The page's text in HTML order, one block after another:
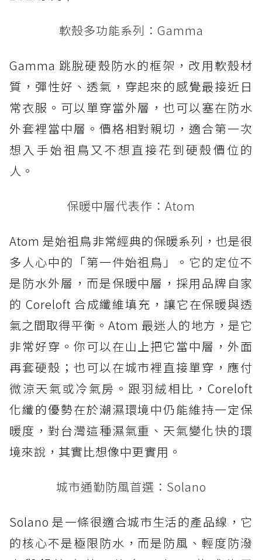
軟殼多功能系列：Gamma
Gamma 跳脫硬殼防水的框架，改用軟殼材
質，彈性好、透氣，穿起來的感覺最接近日
常衣服。可以單穿當外層，也可以塞在防水
外套裡當中層。價格相對親切，適合第一次
想入手始祖鳥又不想直接花到硬殼價位的
人。
保暖中層代表作：Atom
Atom 是始祖鳥非常經典的保暖系列，也是很
多人心中的「第一件始祖鳥」。它的定位不
是防水外層，而是保暖中層，採用品牌自家
的 Coreloft 合成纖維填充，讓它在保暖與透
氣之間取得平衡。Atom 最迷人的地方，是它
非常好穿。你可以在山上把它當中層，外面
再套硬殼；也可以在城市裡直接單穿，應付
微涼天氣或冷氣房。跟羽絨相比，Coreloft
化纖的優勢在於潮濕環境中仍能維持一定保
暖度，對台灣這種濕氣重、天氣變化快的環
境來說，其實比想像中更實用。
城市通勤防風首選：Solano
Solano 是一條很適合城市生活的產品線，它
的核心不是極限防水，而是防風、輕度防潑